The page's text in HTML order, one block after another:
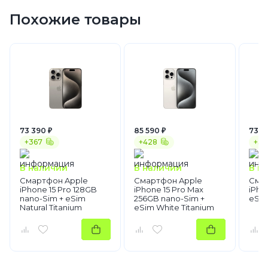
Похожие товары
+367
73 390 ₽
В наличии
Смартфон Apple
iPhone 15 Pro 128GB
nano-Sim + eSim
Natural Titanium
+428
85 590 ₽
В наличии
Смартфон Apple
iPhone 15 Pro Max
256GB nano-Sim +
eSim White Titanium
73
В